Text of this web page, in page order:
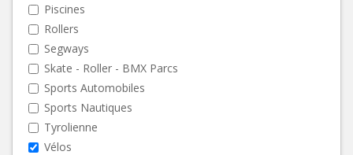
Piscines
Rollers
Segways
Skate - Roller - BMX Parcs
Sports Automobiles
Sports Nautiques
Tyrolienne
Vélos